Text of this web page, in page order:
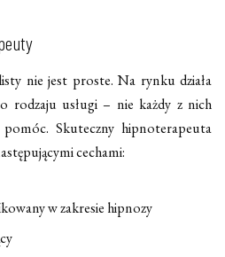
nie jest proste. Na rynku działa
rodzaju usługi – nie każdy z nich
Skuteczny hipnoterapeuta
cechami:
w zakresie hipnozy